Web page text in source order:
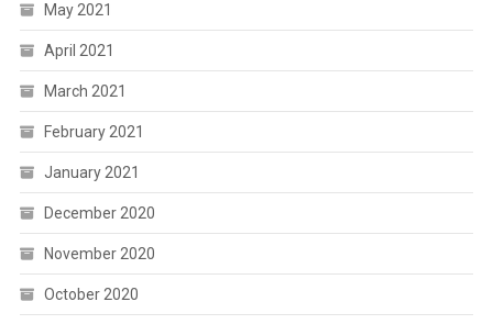
May 2021
April 2021
March 2021
February 2021
January 2021
December 2020
November 2020
October 2020